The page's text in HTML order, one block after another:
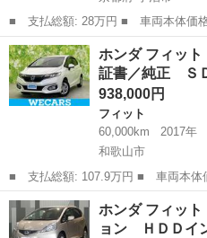
■ 支払総額: 28万円 ■ 車両本体価格： 200,000 円 ■ メーカー
名： ホンダ ■ 車種名： フィット
ード名： ハイブリッド・スマート
■ 排気量： 1...
京都 宇治市 フィット
ホンダ フィッ
証書／純正 Ｓ
938,000円
フィット
60,000km
2017年
和歌山市
■ 支払総額: 107.9万円 ■ 車両本体価格： 938,000 円 ■ メーカー
名： ホンダ ■ 車種名： フィッ
Ｆ 新品タイヤ／保証書／純正 Ｓ
ＵＳＢジャッ...
和歌山 和歌山市 フィット
ホンダ フィッ
ョン ＨＤＤイ